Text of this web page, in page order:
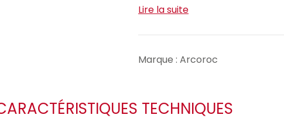
Lire la suite
Marque : Arcoroc
TECHNIQUES